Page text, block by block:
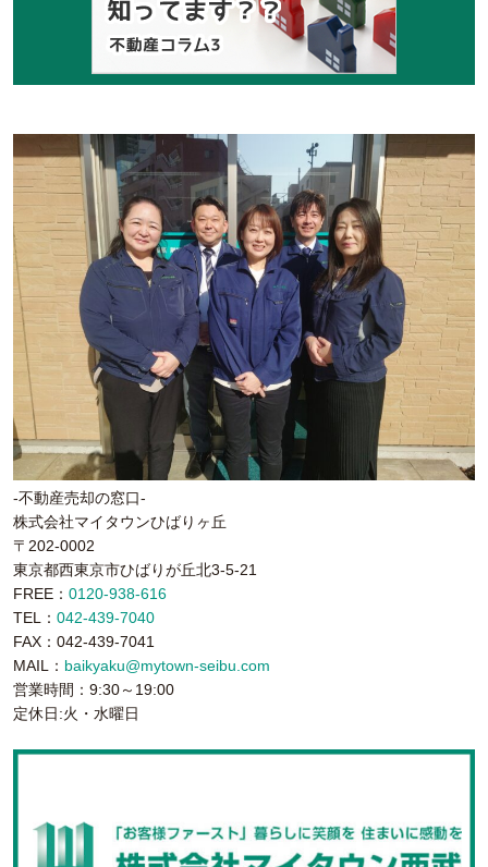
-不動産売却の窓口-
株式会社マイタウンひばりヶ丘
〒202-0002
東京都西東京市ひばりが丘北3-5-21
FREE： 0120-938-616
TEL： 042-439-7040
FAX：042-439-7041
MAIL： baikyaku@mytown-seibu.com
営業時間：9:30～19:00
定休日:火・水曜日